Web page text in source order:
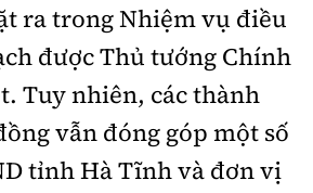
ra trong Nhiệm vụ điều
được Thủ tướng Chính
Tuy nhiên, các thành
vẫn đóng góp một số
tỉnh Hà Tĩnh và đơn vị